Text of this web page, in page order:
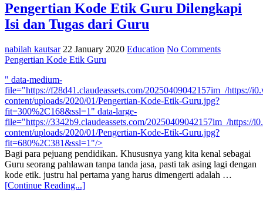
Pengertian Kode Etik Guru Dilengkapi
Isi dan Tugas dari Guru
nabilah kautsar 22 January 2020 Education No Comments
Pengertian Kode Etik Guru
" data-medium-
file="https://f28d41.claudeassets.com/20250409042157im_/https://
content/uploads/2020/01/Pengertian-Kode-Etik-Guru.jpg?
fit=300%2C168&ssl=1" data-large-
file="https://3342b9.claudeassets.com/20250409042157im_/https://
content/uploads/2020/01/Pengertian-Kode-Etik-Guru.jpg?
fit=680%2C381&ssl=1"/>
Bagi para pejuang pendidikan. Khususnya yang kita kenal sebagai
Guru seorang pahlawan tanpa tanda jasa, pasti tak asing lagi dengan
kode etik. justru hal pertama yang harus dimengerti adalah …
[Continue Reading...]